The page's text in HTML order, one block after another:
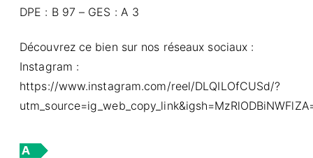
DPE : B 97 – GES : A 3
Découvrez ce bien sur nos réseaux sociaux :
Instagram :
https://www.instagram.com/reel/DLQILOfCUSd/?